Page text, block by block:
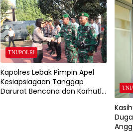
TNI/POLRI
Kapolres Lebak Pimpin Apel
Kesiapsiagaan Tanggap
Darurat Bencana dan Karhutla